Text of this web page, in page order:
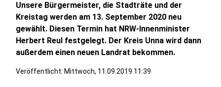
Unsere Bürgermeister, die Stadträte und der
Kreistag werden am 13. September 2020 neu
gewählt. Diesen Termin hat NRW-Innenminister
Herbert Reul festgelegt. Der Kreis Unna wird dann
außerdem einen neuen Landrat bekommen.
Veröffentlicht: Mittwoch, 11.09.2019 11:39